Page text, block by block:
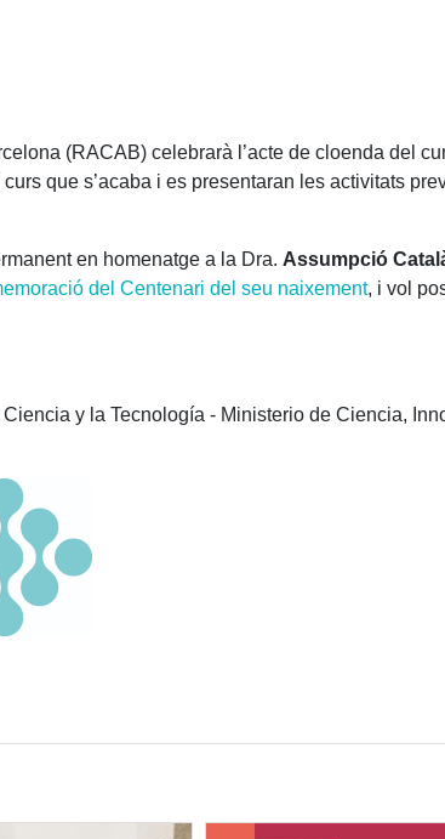
(RACAB) celebrarà l’acte de cloenda del
que s’acaba i es presentaran les activitats
en homenatge a la Dra. Assumpció
del Centenari del seu naixement, i vol
y la Tecnología - Ministerio de Ciencia,